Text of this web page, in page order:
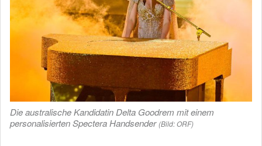
Die australische Kandidatin Delta Goodrem mit einem
personalisierten Spectera Handsender (Bild: ORF)